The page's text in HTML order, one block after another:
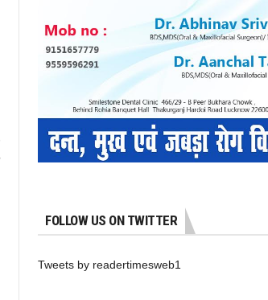
FOLLOW US ON TWITTER
Tweets by readertimesweb1